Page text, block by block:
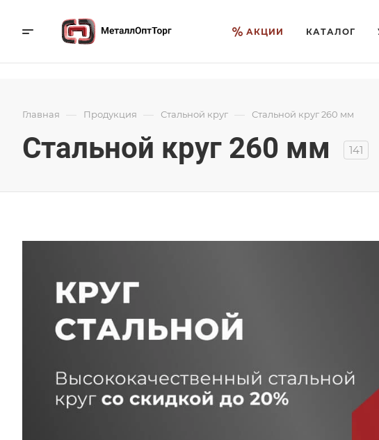
АКЦИИ КАТАЛОГ
Главная — Продукция — Стальной круг — Стальной круг 260 мм
Стальной круг 260 мм 141